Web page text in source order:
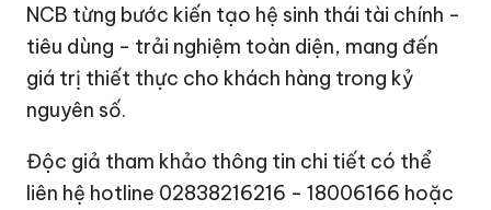
NCB từng bước kiến tạo hệ sinh thái tài chính -
tiêu dùng - trải nghiệm toàn diện, mang đến
giá trị thiết thực cho khách hàng trong kỷ
nguyên số.
Độc giả tham khảo thông tin chi tiết có thể
liên hệ hotline 02838216216 - 18006166 hoặc